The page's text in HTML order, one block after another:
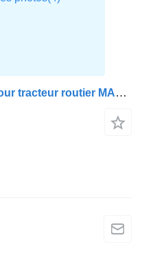
Essieu arrière 81350037671 pour tracteur routier MAN TGX